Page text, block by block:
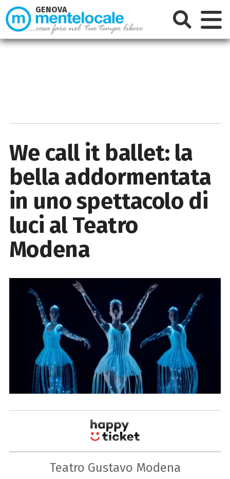
We call it ballet: la
bella addormentata
in uno spettacolo di
luci al Teatro
Modena
Teatro Gustavo Modena
GENOVA